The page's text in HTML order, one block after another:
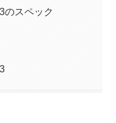
のスペック